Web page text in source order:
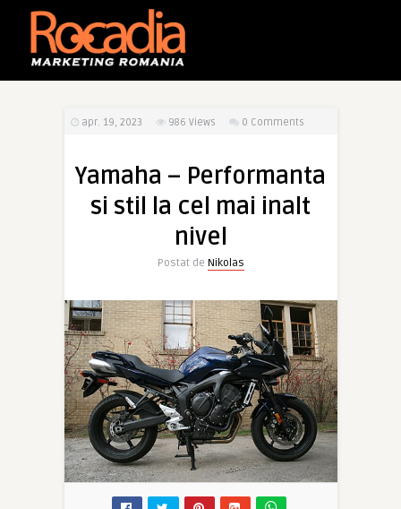
apr. 19, 2023 986 Views 0 Comments
Yamaha – Performanta
si stil la cel mai inalt
nivel
Postat de Nikolas